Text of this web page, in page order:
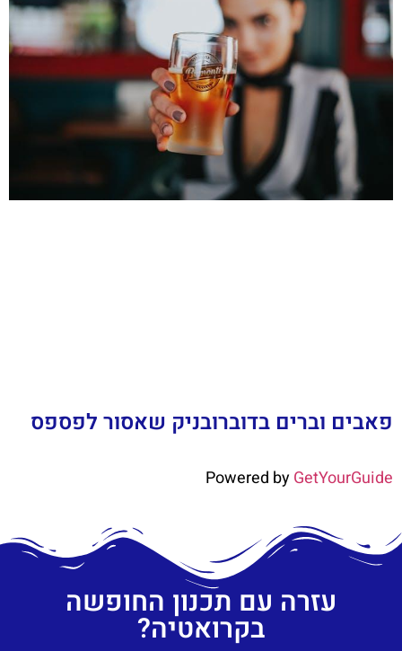
פאבים וברים בדוברובניק שאסור לפספס
Powered byGetYourGuide
עזרה עם תכנון החופשה
בקרואטיה?